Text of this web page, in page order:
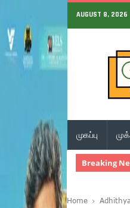
AUGUST 8, 2026
முகப்பு
Breaking
Home